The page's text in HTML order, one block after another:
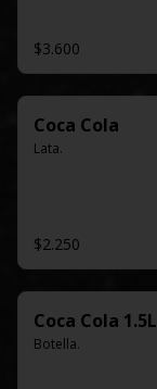
$3.600
Coca Cola
Lata.
$2.250
Coca Cola 1.5L
Botella.